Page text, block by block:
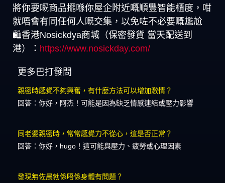
將你要嘅商品擺喺你屋企附近嘅順豐智能櫃度，咁
就唔會有同任何人嘅交集，以免咗不必要嘅尷尬
🛍️香港Nosickdya商城（保密發貨 當天配送到
港）： https://www.nosickday.com/
更多巴打發問
親密時感覺不夠興奮，有什麼方法可以增加激情？
回答：你好，阿杰！可能是因為缺乏情感連結或壓力影響
同老婆親密時，常常感覺力不從心，這是否正常？
回答：你好，hugo！這可能與壓力、疲勞或心理因素
發現無佐晨勃係唔係身體有問題？